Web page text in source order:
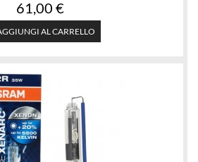
61,00 €
AL CARRELLO